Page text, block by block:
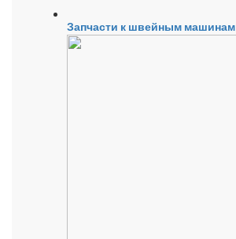
Запчасти к швейным машинам